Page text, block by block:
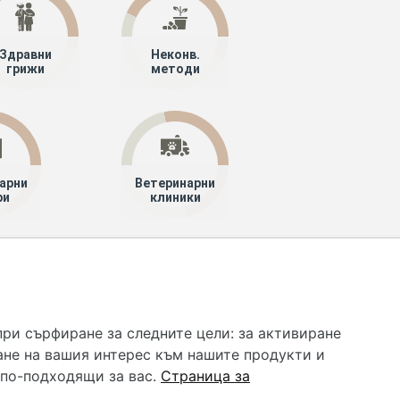
Здравни
грижи
Неконв.
методи
Ветеринарни
клиники
все че се полагат всички усилия за обновяване и
и самолечението могат да бъдат опасни за
помощ!
сърфиране за следните цели: за активиране
на вашия интерес към нашите продукти и
подходящи за вас. Страница за